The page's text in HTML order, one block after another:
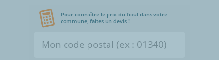
Pour connaître le prix du fioul dans votre
commune, faites un devis !